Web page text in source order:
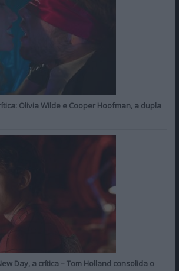
Olivia Wilde e Cooper Hoofman, a dupla
Day, a crítica – Tom Holland consolida o